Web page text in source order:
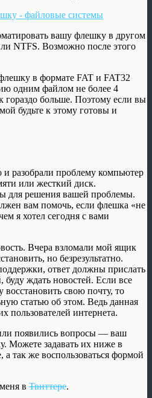
вашу флешку в другом
NTFS. Возможно после этого
в формате FAT и FAT32
одним файлом не более 4
гораздо больше. Поэтому если вы
будьте к этому готовы и
разобрали проблему компьютер
или жесткий диск.
для решения вашей проблемы.
вам помочь, если флешка «не
я хотел сегодня с вами
Вчера взломали мой ящик
но безрезультатно.
ответ должны прислать
буду ждать новостей. Если все
свою почту, то
статью об этом. Ведь данная
пользователей интернета.
появились вопросы — ваш
Можете задавать их ниже в
а так же воспользоваться формой
в Твиттере.